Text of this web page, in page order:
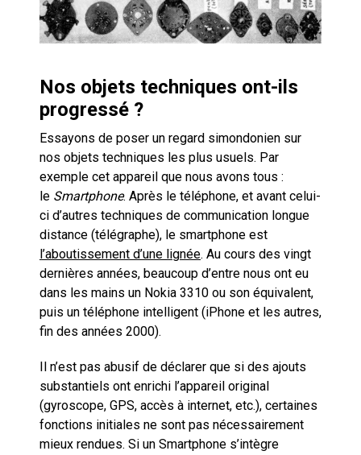
Nos objets techniques ont-ils
progressé ?
Essayons de poser un regard simondonien sur
nos objets techniques les plus usuels. Par
exemple cet appareil que nous avons tous :
le Smartphone. Après le téléphone, et avant celui-
ci d’autres techniques de communication longue
distance (télégraphe), le smartphone est
l’aboutissement d’une lignée. Au cours des vingt
dernières années, beaucoup d’entre nous ont eu
dans les mains un Nokia 3310 ou son équivalent,
puis un téléphone intelligent (iPhone et les autres,
fin des années 2000).
Il n’est pas abusif de déclarer que si des ajouts
substantiels ont enrichi l’appareil original
(gyroscope, GPS, accès à internet, etc.), certaines
fonctions initiales ne sont pas nécessairement
mieux rendues. Si un Smartphone s’intègre